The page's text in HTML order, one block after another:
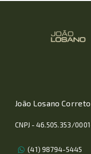
João Losano
CNPJ - 46.505.353/
(41) 98794-5445